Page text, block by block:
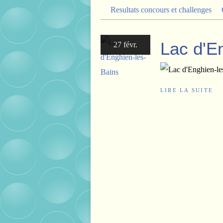
Resultats concours et challenges
27 févr. Lac
LIRE LA SUITE